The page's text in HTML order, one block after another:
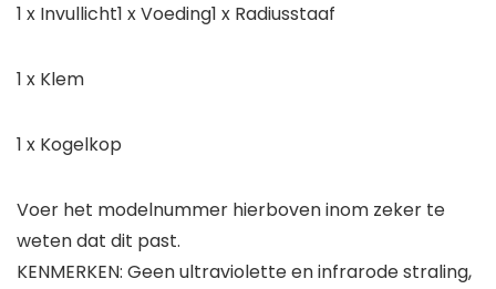
1 x Invullicht1 x Voeding1 x Radiusstaaf
1 x Klem
1 x Kogelkop
Voer het modelnummer hierboven inom zeker te
weten dat dit past.
KENMERKEN: Geen ultraviolette en infrarode straling,